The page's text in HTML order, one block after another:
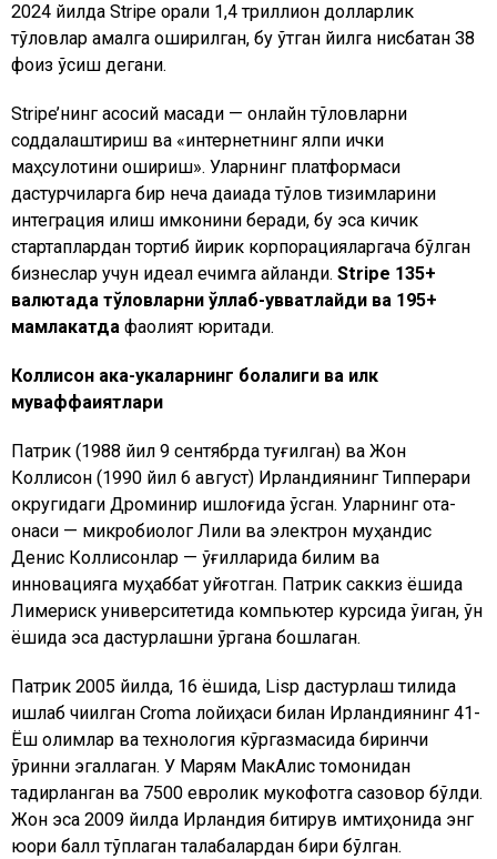
2024 йилда Stripe орқали 1,4 триллион долларлик
тўловлар амалга оширилган, бу ўтган йилга нисбатан 38
фоиз ўсиш дегани.
Stripe’нинг асосий мақсади — онлайн тўловларни
соддалаштириш ва «интернетнинг ялпи ички
маҳсулотини ошириш». Уларнинг платформаси
дастурчиларга бир неча дақиқада тўлов тизимларини
интеграция қилиш имконини беради, бу эса кичик
стартаплардан тортиб йирик корпорацияларгача бўлган
бизнеслар учун идеал ечимга айланди. Stripe 135+
валютада тўловларни қўллаб-қувватлайди ва 195+
мамлакатда фаолият юритади.
Коллисон ака-укаларнинг болалиги ва илк
муваффақиятлари
Патрик (1988 йил 9 сентябрда туғилган) ва Жон
Коллисон (1990 йил 6 август) Ирландиянинг Типперари
округидаги Дроминир қишлоғида ўсган. Уларнинг ота-
онаси — микробиолог Лили ва электрон муҳандис
Денис Коллисонлар — ўғилларида билим ва
инновацияга муҳаббат уйғотган. Патрик саккиз ёшида
Лимериcк университетида компьютер курсида ўқиган, ўн
ёшида эса дастурлашни ўргана бошлаган.
Патрик 2005 йилда, 16 ёшида, Lisp дастурлаш тилида
ишлаб чиқилган Croma лойиҳаси билан Ирландиянинг 41-
Ёш олимлар ва технология кўргазмасида биринчи
ўринни эгаллаган. У Марям МакАлис томонидан
тақдирланган ва 7500 евролик мукофотга сазовор бўлди.
Жон эса 2009 йилда Ирландия битирув имтиҳонида энг
юқори балл тўплаган талабалардан бири бўлган.